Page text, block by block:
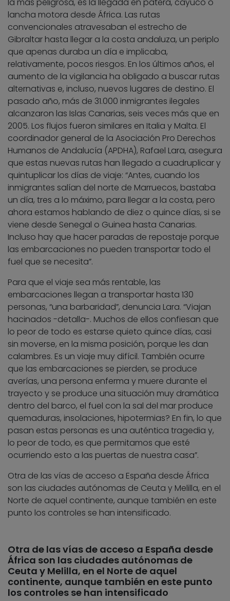
lancha motora desde África. Las rutas
convencionales atravesaban el estrecho de
Gibraltar hasta llegar a la costa andaluza, un periplo
que apenas duraba un día e implicaba,
relativamente, pocos riesgos. En los últimos años, el
aumento de la vigilancia ha obligado a buscar rutas
alternativas e, incluso, nuevos lugares de destino. El
pasado año, más de 31.000 inmigrantes ilegales
alcanzaron las Islas Canarias, seis veces más que en
2005. Los flujos fueron similares en Italia y Malta. El
coordinador general de la Asociación Pro Derechos
Humanos de Andalucía (APDHA), Rafael Lara, asegura
que estas nuevas rutas han llegado a cuadruplicar y
quintuplicar los días de viaje: “Antes, cuando los
inmigrantes salían del norte de Marruecos, bastaba
un día, tres a lo máximo, para llegar a la costa, pero
ahora estamos hablando de diez o quince días, si se
viene desde Senegal o Guinea hasta Canarias.
Incluso hay que hacer paradas de repostaje porque
las embarcaciones no pueden transportar todo el
fuel que se necesita”.
Para que el viaje sea más rentable, las
embarcaciones llegan a transportar hasta 130
personas, “una barbaridad”, denuncia Lara. “Viajan
hacinados -detalla-. Muchos de ellos confiesan que
lo peor de todo es estarse quieto quince días, casi
sin moverse, en la misma posición, porque les dan
calambres. Es un viaje muy difícil. También ocurre
que las embarcaciones se pierden, se produce
averías, una persona enferma y muere durante el
trayecto y se produce una situación muy dramática
dentro del barco, el fuel con la sal del mar produce
quemaduras, insolaciones, hipotermias? En fin, lo que
pasan estas personas es una auténtica tragedia y,
lo peor de todo, es que permitamos que esté
ocurriendo esto a las puertas de nuestra casa”.
Otra de las vías de acceso a España desde África
son las ciudades autónomas de Ceuta y Melilla, en el
Norte de aquel continente, aunque también en este
punto los controles se han intensificado.
Otra de las vías de acceso a España desde
África son las ciudades autónomas de
Ceuta y Melilla, en el Norte de aquel
continente, aunque también en este punto
los controles se han intensificado